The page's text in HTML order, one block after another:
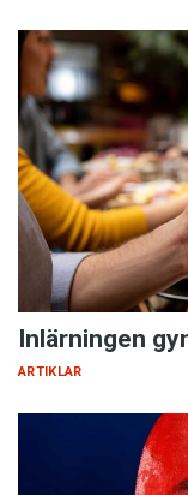
Inlärningen
ARTIKLAR